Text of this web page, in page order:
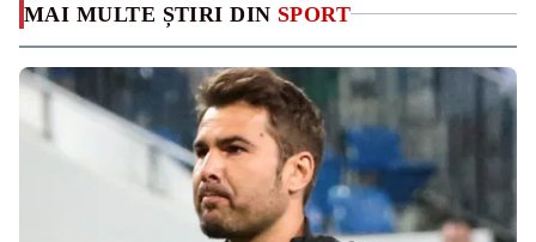
MAI MULTE ȘTIRI DIN SPORT